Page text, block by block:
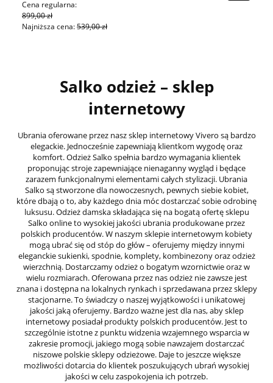
Cena regularna:
899,00 zł
Najniższa cena:539,00 zł
Salko odzież – sklep
internetowy
Ubrania oferowane przez nasz sklep internetowy Vivero są bardzo
elegackie. Jednocześnie zapewniają klientkom wygodę oraz
komfort. Odzież Salko spełnia bardzo wymagania klientek
proponując stroje zapewniające nienaganny wygląd i będące
zarazem funkcjonalnymi elementami całych stylizacji. Ubrania
Salko są stworzone dla nowoczesnych, pewnych siebie kobiet,
które dbają o to, aby każdego dnia móc dostarczać sobie odrobinę
luksusu. Odzież damska składająca się na bogatą ofertę sklepu
Salko online to wysokiej jakości ubrania produkowane przez
polskich producentów. W naszym sklepie internetowym kobiety
mogą ubrać się od stóp do głów – oferujemy między innymi
eleganckie sukienki, spodnie, komplety, kombinezony oraz odzież
wierzchnią. Dostarczamy odzież o bogatym wzornictwie oraz w
wielu rozmiarach. Oferowana przez nas odzież nie zawsze jest
znana i dostępna na lokalnych rynkach i sprzedawana przez sklepy
stacjonarne. To świadczy o naszej wyjątkowości i unikatowej
jakości jaką oferujemy. Bardzo ważne jest dla nas, aby sklep
internetowy posiadał produkty polskich producentów. Jest to
szczególnie istotne z punktu widzenia wzajemnego wsparcia w
zakresie promocji, jakiego mogą sobie nawzajem dostarczać
niszowe polskie sklepy odzieżowe. Daje to jeszcze większe
możliwości dotarcia do klientek poszukujących ubrań wysokiej
jakości w celu zaspokojenia ich potrzeb.